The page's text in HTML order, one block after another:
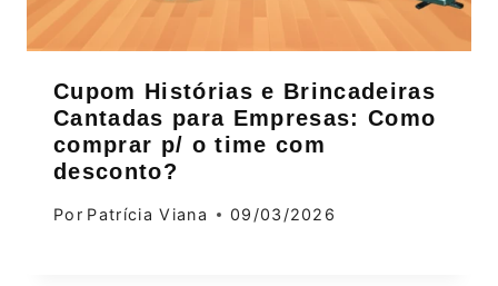
Cupom Histórias e Brincadeiras
Cantadas para Empresas: Como
comprar p/ o time com
desconto?
Por Patrícia Viana 09/03/2026